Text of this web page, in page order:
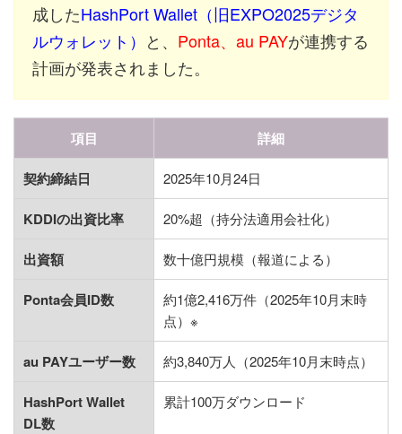
成したHashPort Wallet（旧EXPO2025デジタ
ルウォレット） と、 Ponta、au PAYが連携する
計画が発表されました。
項目 詳細
契約締結日 2025年10月24日
KDDIの出資比率 20%超（持分法適用会社化）
出資額 数十億円規模（報道による）
Ponta会員ID数
約1億2,416万件（2025年10月末時
点）※
au PAYユーザー数 約3,840万人（2025年10月末時点）
HashPort Wallet
DL数
累計100万ダウンロード